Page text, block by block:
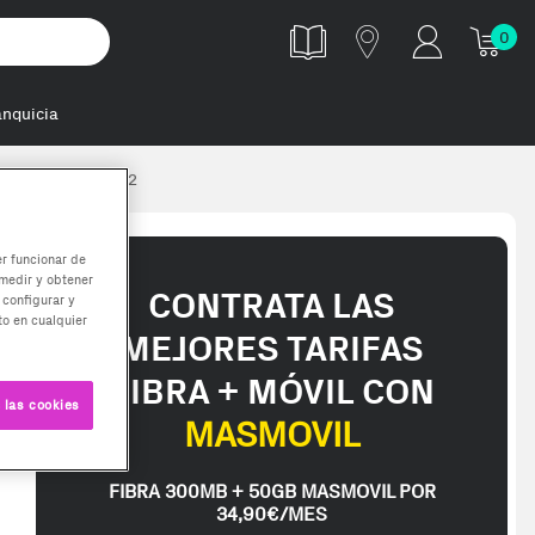
0
essentials k2 2
CONTRATA LAS
MEJORES TARIFAS
FIBRA + MÓVIL CON
MASMOVIL
FIBRA 300MB + 50GB MASMOVIL POR
34,90€/MES
funcionar de
y obtener
y
en cualquier
cookies